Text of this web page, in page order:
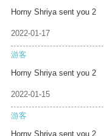
Horny Shriya sent you 2
2022-01-17
游客
Horny Shriya sent you 2
2022-01-15
游客
Horny Shriya sent you 2